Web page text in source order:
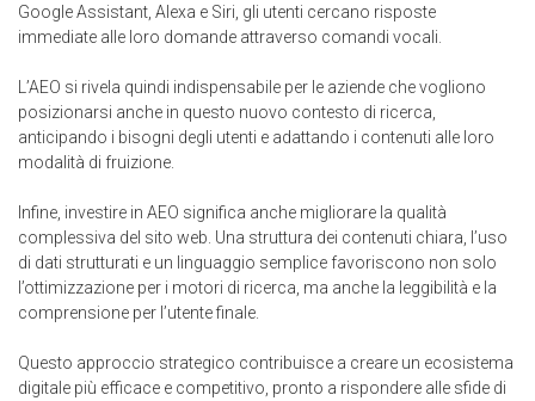
Google Assistant, Alexa e Siri, gli utenti cercano risposte
immediate alle loro domande attraverso comandi vocali.
L’AEO si rivela quindi indispensabile per le aziende che vogliono
posizionarsi anche in questo nuovo contesto di ricerca,
anticipando i bisogni degli utenti e adattando i contenuti alle loro
modalità di fruizione.
Infine, investire in AEO significa anche migliorare la qualità
complessiva del sito web. Una struttura dei contenuti chiara, l’uso
di dati strutturati e un linguaggio semplice favoriscono non solo
l’ottimizzazione per i motori di ricerca, ma anche la leggibilità e la
comprensione per l’utente finale.
Questo approccio strategico contribuisce a creare un ecosistema
digitale più efficace e competitivo, pronto a rispondere alle sfide di